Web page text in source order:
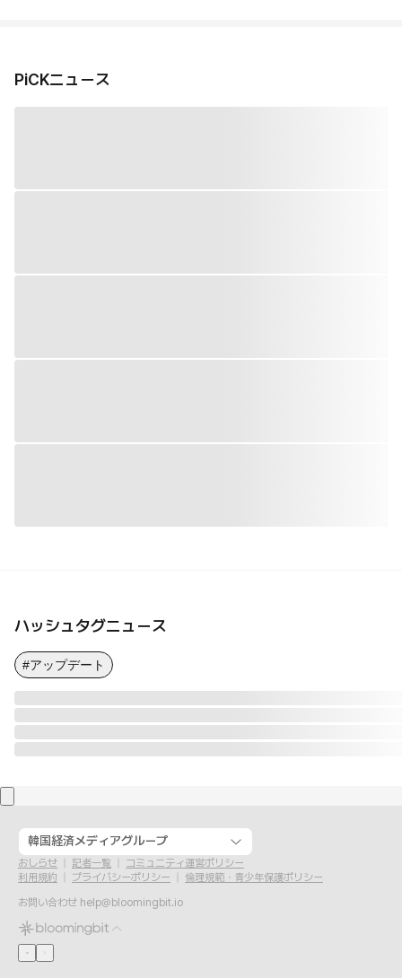
PiCKニュース
ハッシュタグニュース
#アップデート
韓国経済メディアグループ
おしらせ 記者一覧
コミュニティ運営ポリシー
利用規約
プライバシーポリシー
倫理規範・青少年保護ポリシー
お問い合わせ help@bloomingbit.io